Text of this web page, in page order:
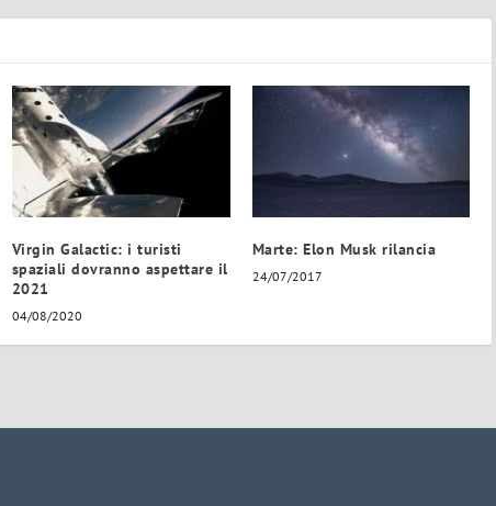
Virgin Galactic: i turisti
spaziali dovranno aspettare il
2021
04/08/2020
Marte: Elon Musk rilancia
24/07/2017